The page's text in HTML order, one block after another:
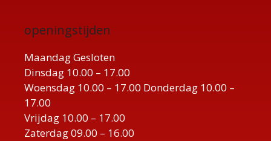
openingstijden
Maandag Gesloten
Dinsdag 10.00 – 17.00
Woensdag 10.00 – 17.00 Donderdag 10.00 –
17.00
Vrijdag 10.00 – 17.00
Zaterdag 09.00 – 16.00